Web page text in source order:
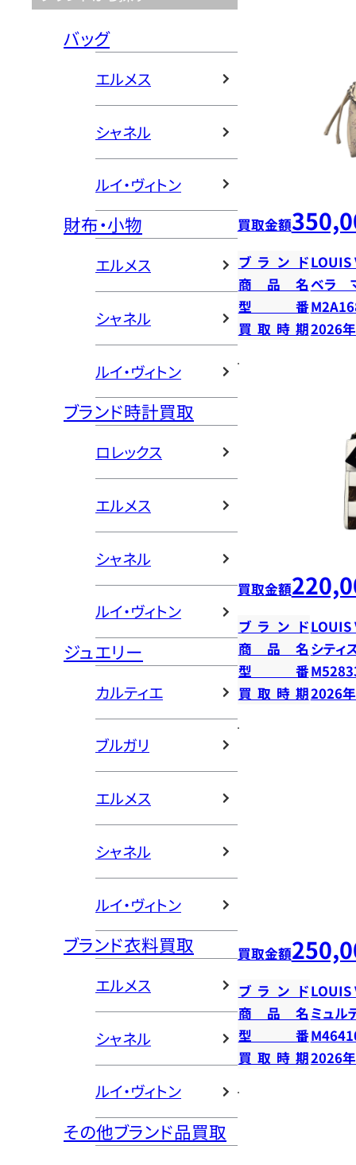
バッグ
エルメス
シャネル
ルイ・ヴィトン
財布・小物
エルメス
シャネル
ルイ・ヴィトン
ブランド時計買取
ロレックス
エルメス
シャネル
ルイ・ヴィトン
ジュエリー
カルティエ
ブルガリ
エルメス
シャネル
ルイ・ヴィトン
ブランド衣料買取
エルメス
シャネル
ルイ・ヴィトン
その他ブランド品買取
買取金額
ブランドLOUIS
商品名ベラ
型番
買取時期2026
買取金額
ブランドLOUIS
商品名 シティ
型番
買取時期2026
買取金額
ブランドLOUIS
商品名 ミュル
型番
買取時期2026